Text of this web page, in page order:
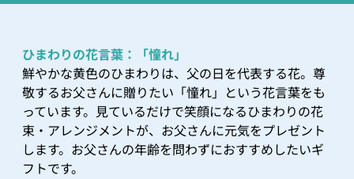
ひまわりの花言葉：「憧れ」
鮮やかな黄色のひまわりは、父の日を代表する花。尊
敬するお父さんに贈りたい「憧れ」という花言葉をも
っています。見ているだけで笑顔になるひまわりの花
束・アレンジメントが、お父さんに元気をプレゼント
します。お父さんの年齢を問わずにおすすめしたいギ
フトです。